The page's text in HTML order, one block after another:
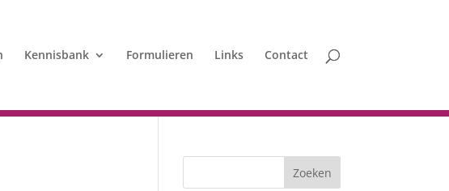
Kennisbank Formulieren Links Contact